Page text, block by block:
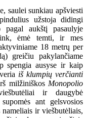
saulei sunkiau apšviesti
užstoja didingi
pagal aukštį pasaulyje
ėmė temti, ir mes
18 metrų per
greičiu pakylančiame
spengia ausyse ir kaip
iš klumpių verčianti
milžiniškos Monopolio
ir daugybė
ant gelsvosios
ir viešbutėliais,